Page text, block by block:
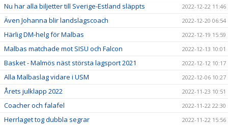
Nu har alla biljetter till Sverige-Estland släppts 2022-12-22 11:46
Även Johanna blir landslagscoach 2022-12-20 06:54
Härlig DM-helg för Malbas 2022-12-19 15:59
Malbas matchade mot SISU och Falcon 2022-12-13 10:01
Basket - Malmös näst största lagsport 2021 2022-12-12 10:17
Alla Malbaslag vidare i USM 2022-12-06 10:27
Årets julklapp 2022 2022-11-23 10:51
Coacher och falafel 2022-11-22 22:30
Herrlaget tog dubbla segrar 2022-11-22 15:56